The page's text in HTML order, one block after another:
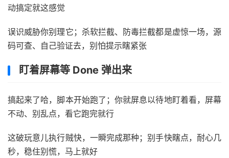
动搞定就这感觉
误识威胁你别理它；杀软拦截、防毒拦截都是虚惊一场，源
码可查、自己验证去，别怕提示瞎紧张
盯着屏幕等 Done 弹出来
搞起来了哈，脚本开始跑了；你就屏息以待地盯着看，屏幕
不动、别乱点，看它跑完就行
这破玩意儿执行贼快，一瞬完成那种；别手快瞎点，耐心几
秒，稳住别慌，马上就好